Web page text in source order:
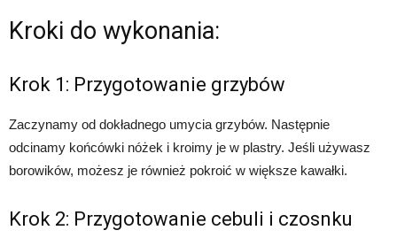
Kroki do wykonania:
Krok 1: Przygotowanie grzybów
Zaczynamy od dokładnego umycia grzybów. Następnie
odcinamy końcówki nóżek i kroimy je w plastry. Jeśli używasz
borowików, możesz je również pokroić w większe kawałki.
Krok 2: Przygotowanie cebuli i czosnku